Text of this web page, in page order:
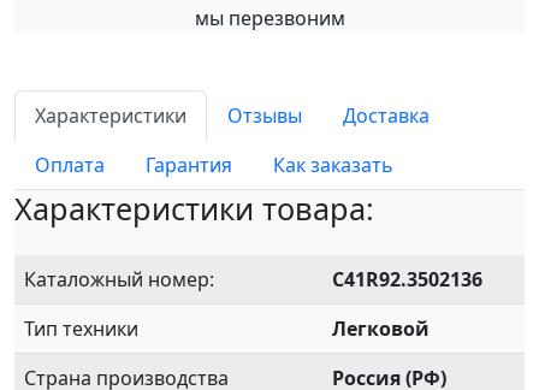
мы перезвоним
Характеристики Отзывы
Доставка
Оплата
Гарантия Как заказать
Характеристики товара:
Каталожный номер:
C41R92.3502136
Тип техники
Легковой
Страна производства
Россия (РФ)